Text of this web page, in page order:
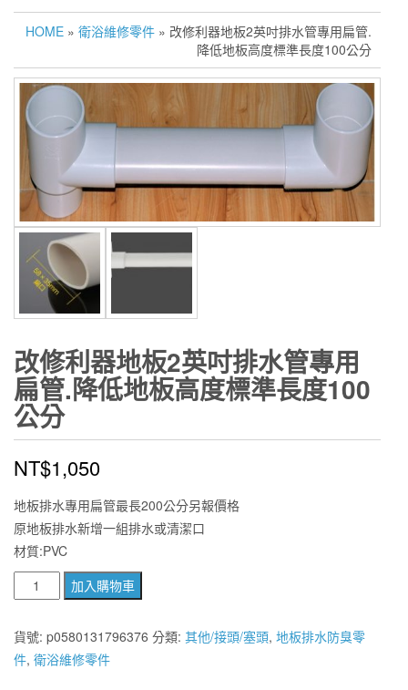
HOME » 衛浴維修零件 » 改修利器地板2英吋排水管專用扁管.
降低地板高度標準長度100公分
改修利器地板2英吋排水管專用
扁管.降低地板高度標準長度100
公分
NT$1,050
地板排水專用扁管最長200公分另報價格
原地板排水新增一組排水或清潔口
材質:PVC
修
利
器
地
加入購物車
貨號: p0580131796376 分類: 其他/接頭/塞頭, 地板排水防臭零
件, 衛浴維修零件